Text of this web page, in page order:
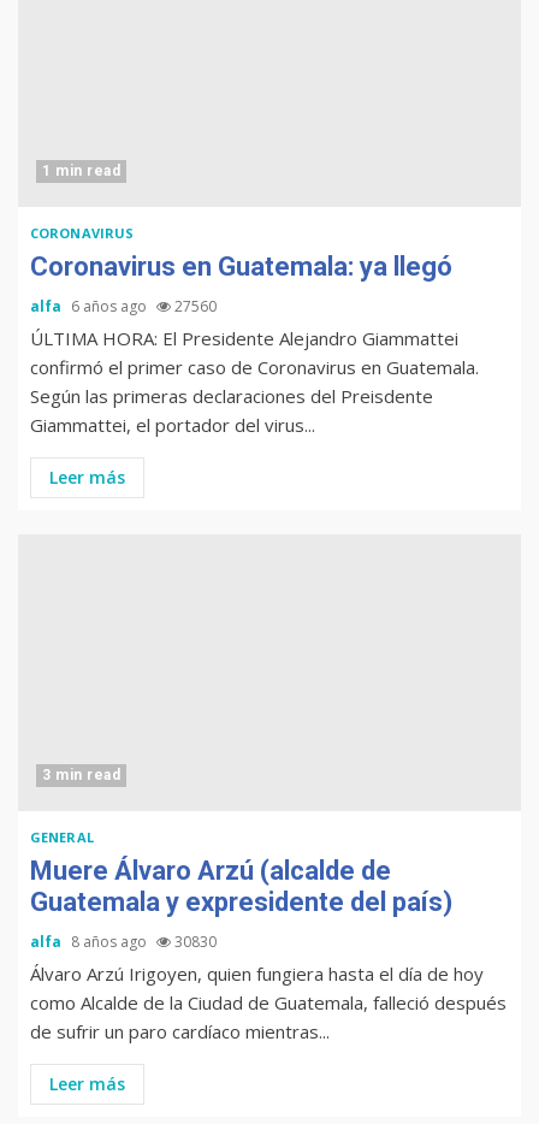
1 min read
CORONAVIRUS
Coronavirus en Guatemala: ya llegó
alfa 6 años ago 27560
ÚLTIMA HORA: El Presidente Alejandro Giammattei
confirmó el primer caso de Coronavirus en Guatemala.
Según las primeras declaraciones del Preisdente
Giammattei, el portador del virus...
Leer más
3 min read
GENERAL
Muere Álvaro Arzú (alcalde de
Guatemala y expresidente del país)
alfa 8 años ago 30830
Álvaro Arzú Irigoyen, quien fungiera hasta el día de hoy
como Alcalde de la Ciudad de Guatemala, falleció después
de sufrir un paro cardíaco mientras...
Leer más